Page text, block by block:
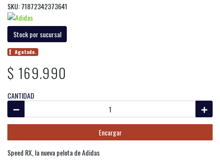
SKU: 71872342373641
Stock por sucursal
Agotado.
$ 169.990
CANTIDAD
Encargar
Speed RX, la nueva pelota de Adidas